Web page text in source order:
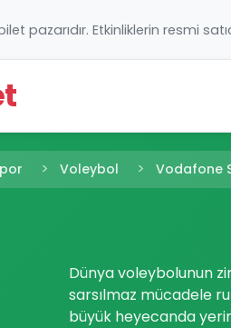
pazarıdır. Etkinliklerin resmi
Voleybol Vodafone
Dünya voleybolunun
sarsılmaz mücadele
büyük heyecanda